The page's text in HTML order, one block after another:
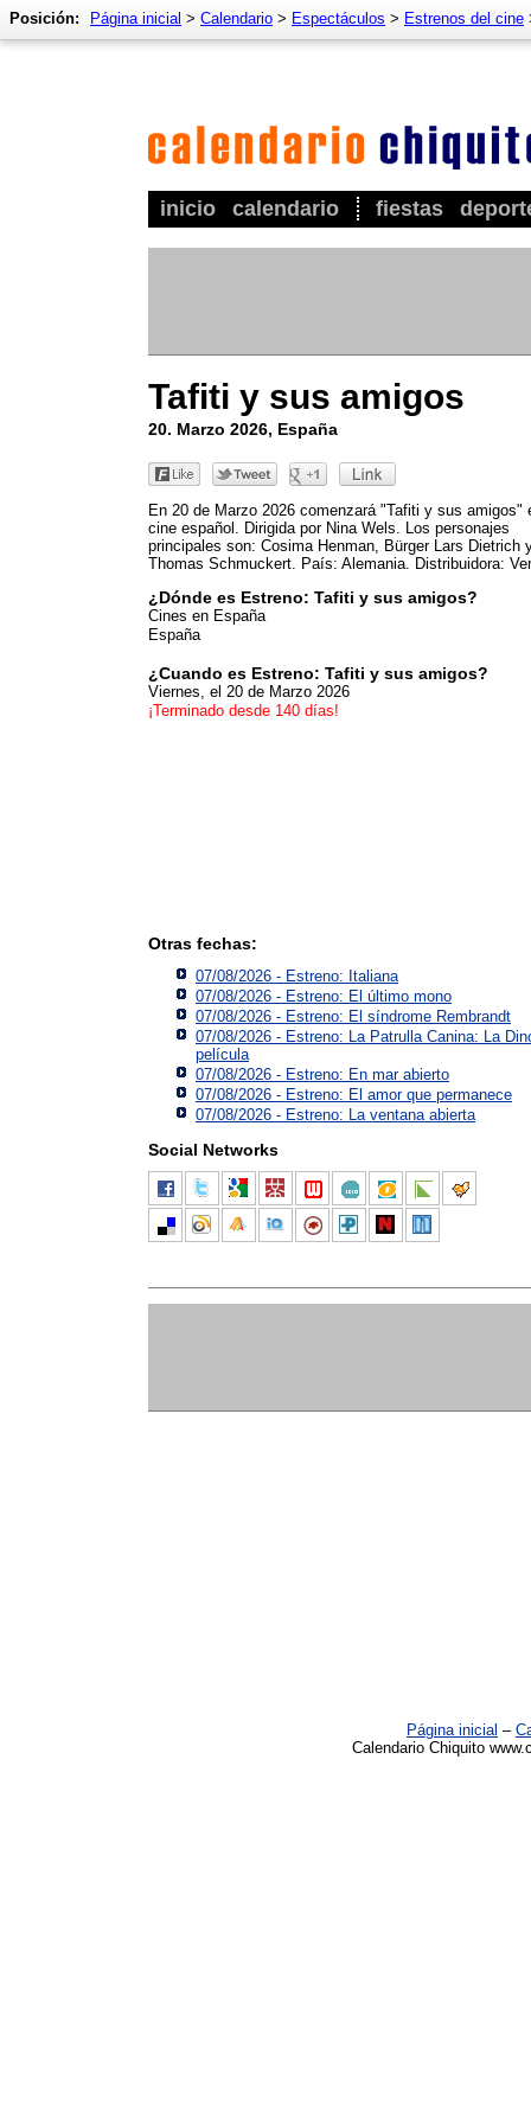
inicio calendario fiestas
Posición: Página inicial > Calendario > Espectáculos > Estrenos del cine
Tafiti y sus amigos
20. Marzo 2026, España
En 20 de Marzo 2026 comenzará "Tafiti y sus amigos"
cine español. Dirigida por Nina Wels. Los personajes
principales son: Cosima Henman, Bürger Lars Dietrich
Thomas Schmuckert. País: Alemania. Distribuidora:
¿Dónde es Estreno: Tafiti y sus amigos?
Cines en España
España
¿Cuando es Estreno: Tafiti y sus amigos?
Viernes, el 20 de Marzo 2026
¡Terminado desde 140 días!
Otras fechas:
07/08/2026 - Estreno: Italiana
07/08/2026 - Estreno: El último mono
07/08/2026 - Estreno: El síndrome Rembrandt
07/08/2026 - Estreno: La Patrulla Canina: La
película
07/08/2026 - Estreno: En mar abierto
07/08/2026 - Estreno: El amor que permanece
07/08/2026 - Estreno: La ventana abierta
Social Networks
Página inicial –
Calendario Chiquito